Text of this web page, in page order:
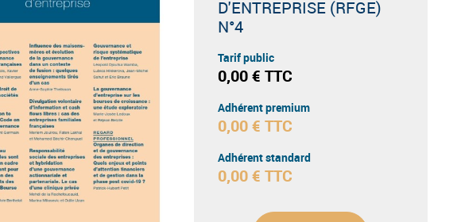
D'ENTREPRISE (RFGE)
N°4
Tarif public
0,00 € TTC
Adhérent premium
0,00 € TTC
Adhérent standard
0,00 € TTC